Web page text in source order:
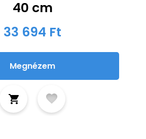
40 cm
33 694 Ft
Megnézem